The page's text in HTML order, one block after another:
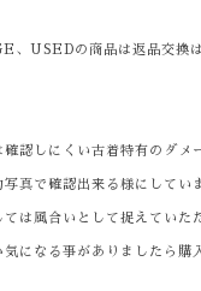
USEDの商品は返品交換は
確認しにくい古着特有のダメ
写真で確認出来る様にしてい
ては風合いとして捉えていた
気になる事がありましたら購